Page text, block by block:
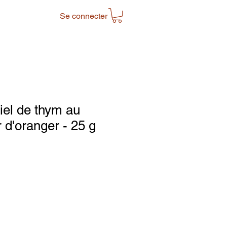
Se connecter
de thym au
d'oranger - 25 g